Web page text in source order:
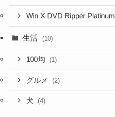
Win X DVD Ripper Platinum
生活 (10)
100均 (1)
グルメ (2)
犬 (4)